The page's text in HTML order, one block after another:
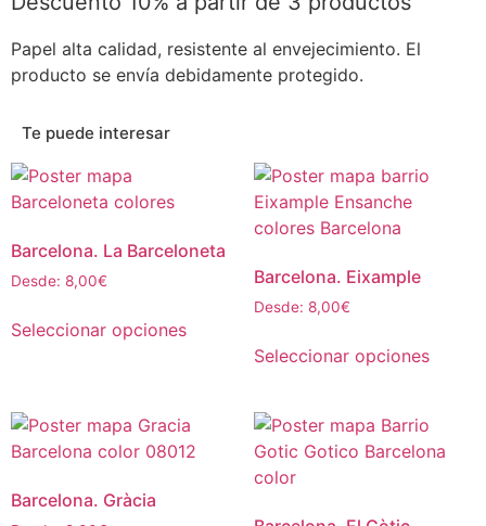
Papel alta calidad, resistente al envejecimiento. El
producto se envía debidamente protegido.
Te puede interesar
Barcelona. La Barceloneta
Desde: 8,00€
Seleccionar opciones
Barcelona. Eixample
Desde: 8,00€
Seleccionar opciones
Barcelona. Gràcia